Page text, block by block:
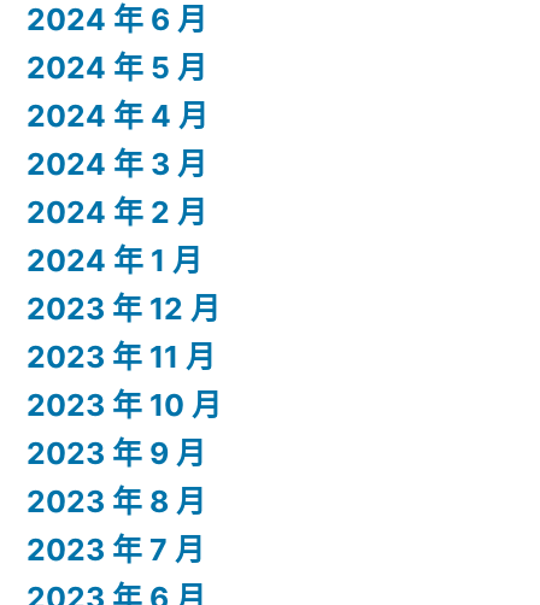
2024 年 6 月
2024 年 5 月
2024 年 4 月
2024 年 3 月
2024 年 2 月
2024 年 1 月
2023 年 12 月
2023 年 11 月
2023 年 10 月
2023 年 9 月
2023 年 8 月
2023 年 7 月